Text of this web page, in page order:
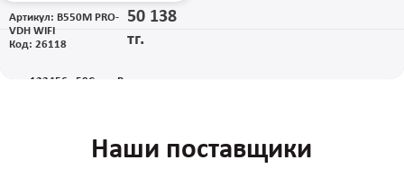
Артикул: B550M PRO-
VDH WIFI
Код: 26118
50 138
тг.
123 456 59След. Все
Наши поставщики